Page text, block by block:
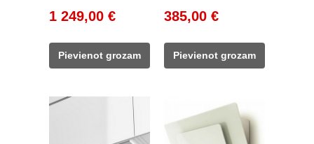
Original
was:
1
1 249,00 €Current
Pievienot grozam
Original
was:
558,00 €.
385,00 €Current
385,00 €.
Pievienot grozam